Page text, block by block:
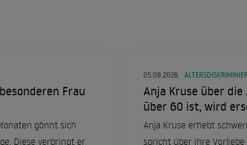
Frau
gönnt sich
Diese verbringt er
05.08.2026
Anja Kruse über
über 60 ist, wird
Anja Kruse erhebt
spricht über ihre